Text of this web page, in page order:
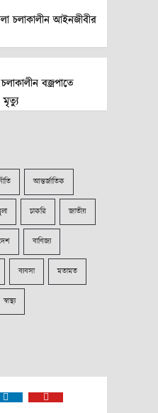
চলাকালীন আইনজীবীর
বজ্রপাতে
মৃত্যু
আন্তর্জাতিক
চাকরি জাতীয়
বাণিজ্য
ব্যবসা মতামত
স্বাস্থ্য
Linkedin Youtube